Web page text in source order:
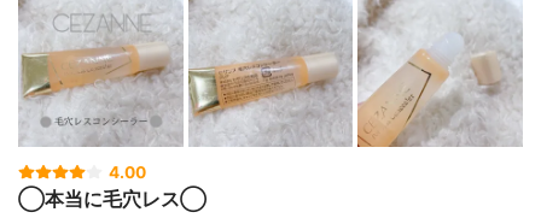
4.00
◯本当に毛穴レス◯